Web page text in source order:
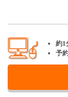
約1
予